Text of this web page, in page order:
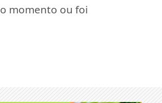
momento ou foi